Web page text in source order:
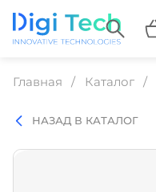
Главная Каталог
НАЗАД В КАТАЛОГ